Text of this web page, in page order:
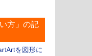
方」の記
を図形に